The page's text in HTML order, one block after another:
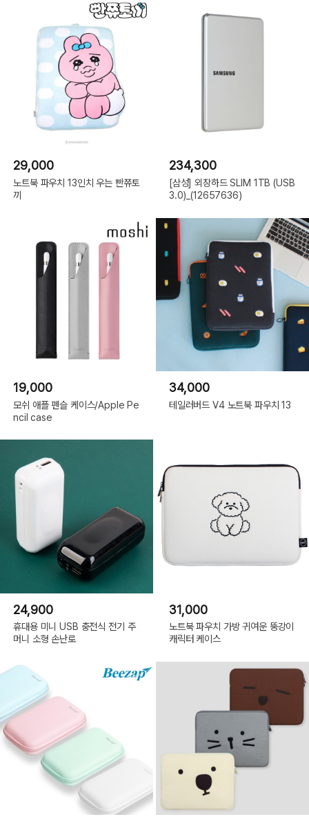
29,000
노트북 파우치 13인치 우는 빤쮸토
끼
234,300
[삼성] 외장하드 SLIM 1TB (USB
3.0)_(12657636)
19,000
모쉬 애플 펜슬 케이스/Apple Pe
ncil case
34,000
테일러버드 V4 노트북 파우치 13
24,900
휴대용 미니 USB 충전식 전기 주
머니 소형 손난로
31,000
노트북 파우치 가방 귀여운 뚱강이
캐릭터 케이스